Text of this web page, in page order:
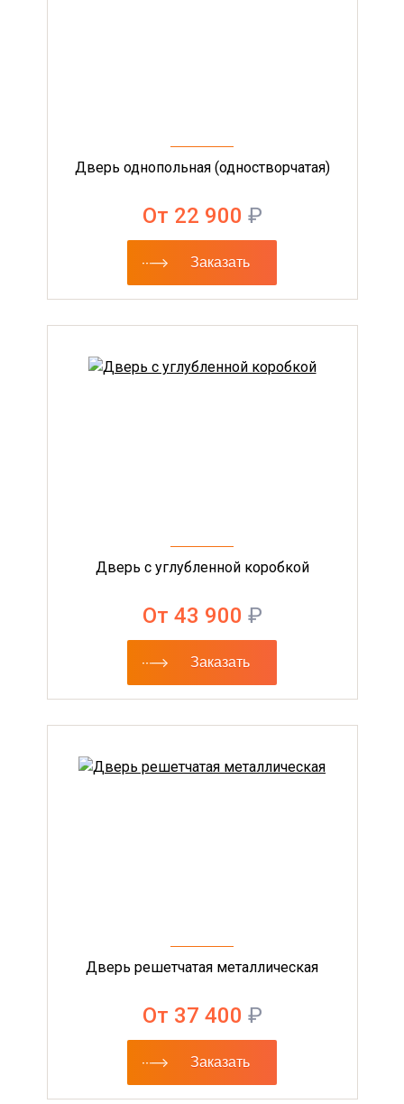
Дверь однопольная (одностворчатая)
От 22 900 ₽
Заказать
Дверь с углубленной коробкой
От 43 900 ₽
Заказать
Дверь решетчатая металлическая
От 37 400 ₽
Заказать